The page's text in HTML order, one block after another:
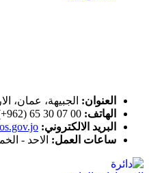
العنوان: الجبيهة، عمان،
الهاتف: 00 07 30 65 (962+)
البريد الالكتروني:
ساعات العمل: الاحد - الخميس 8:30